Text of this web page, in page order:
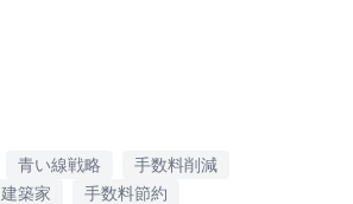
青い線戦略
手数料削減
建築家 手数料節約